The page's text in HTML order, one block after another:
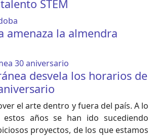
STEM
amenaza la almendra
desvela los horarios de
el arte dentro y fuera del país. A lo
años se han ido sucediendo
proyectos, de los que estamos